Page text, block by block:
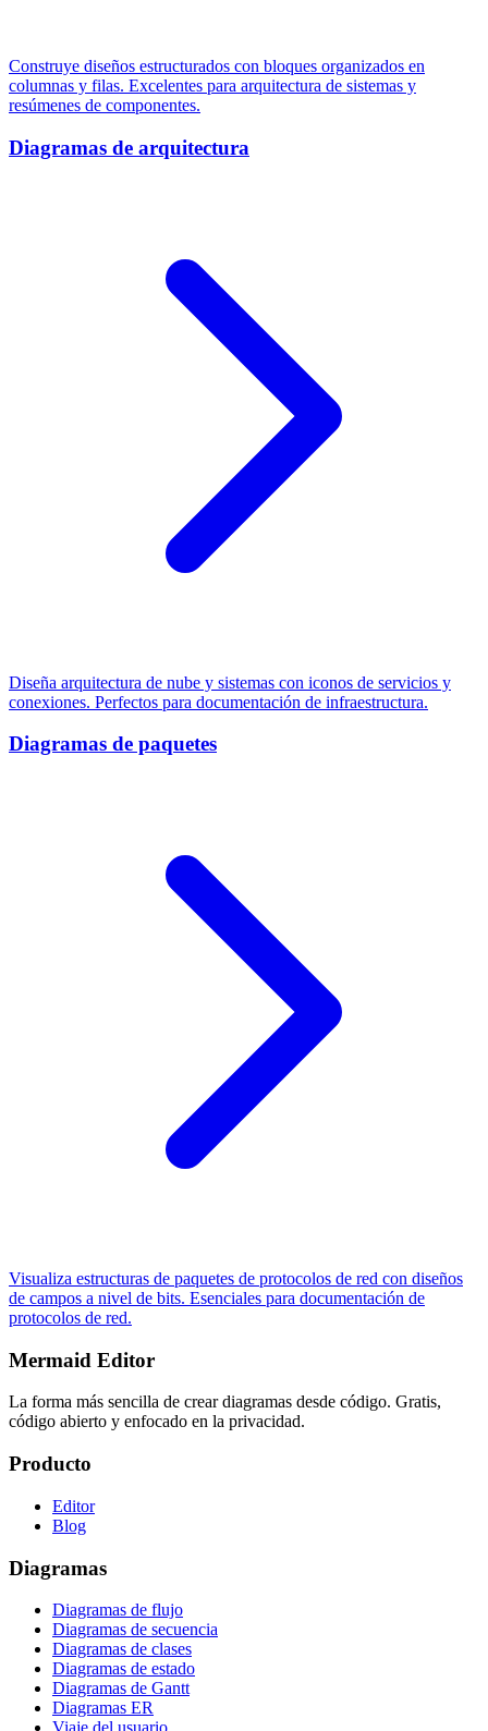
Construye diseños estructurados con bloques organizados en
columnas y filas. Excelentes para arquitectura de sistemas y
resúmenes de componentes.
Diagramas de arquitectura
Diseña arquitectura de nube y sistemas con iconos de servicios y
conexiones. Perfectos para documentación de infraestructura.
Diagramas de paquetes
Visualiza estructuras de paquetes de protocolos de red con diseños
de campos a nivel de bits. Esenciales para documentación de
protocolos de red.
Mermaid Editor
La forma más sencilla de crear diagramas desde código. Gratis,
código abierto y enfocado en la privacidad.
Producto
Editor
Blog
Diagramas
Diagramas de flujo
Diagramas de secuencia
Diagramas de clases
Diagramas de estado
Diagramas de Gantt
Diagramas ER